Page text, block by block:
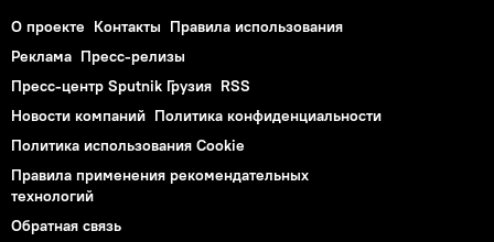
О проекте Контакты Правила использования
Реклама Пресс-релизы
Пресс-центр Sputnik Грузия RSS
Новости компаний Политика конфиденциальности
Политика использования Cookie
Правила применения рекомендательных
технологий
Обратная связь